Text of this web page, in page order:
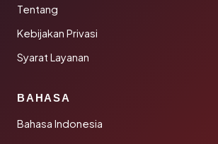
Tentang
Kebijakan Privasi
Syarat Layanan
BAHASA
Bahasa Indonesia